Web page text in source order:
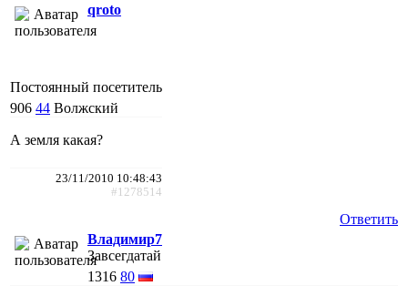
qroto
Постоянный посетитель
906 44 Волжский
А земля какая?
23/11/2010 10:48:43
#1278514
Ответить
Владимир7
Завсегдатай
1316 80